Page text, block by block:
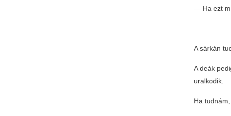
— Ha ezt
A sárkán
A deák
uralkodik.
Ha